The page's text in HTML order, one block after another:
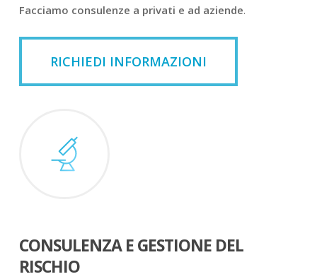
Facciamo consulenze a privati e ad aziende.
RICHIEDI INFORMAZIONI
CONSULENZA E GESTIONE DEL
RISCHIO